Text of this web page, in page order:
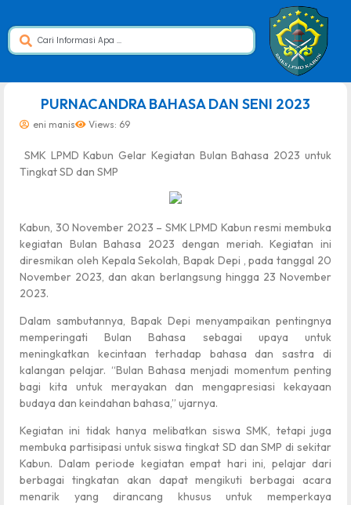
PURNACANDRA BAHASA DAN SENI 2023
eni manis Views: 69
SMK LPMD Kabun Gelar Kegiatan Bulan Bahasa 2023 untuk
Tingkat SD dan SMP
Kabun, 30 November 2023 – SMK LPMD Kabun resmi membuka
kegiatan Bulan Bahasa 2023 dengan meriah. Kegiatan ini
diresmikan oleh Kepala Sekolah, Bapak Depi , pada tanggal 20
November 2023, dan akan berlangsung hingga 23 November
2023.
Dalam sambutannya, Bapak Depi menyampaikan pentingnya
memperingati Bulan Bahasa sebagai upaya untuk
meningkatkan kecintaan terhadap bahasa dan sastra di
kalangan pelajar. “Bulan Bahasa menjadi momentum penting
bagi kita untuk merayakan dan mengapresiasi kekayaan
budaya dan keindahan bahasa,” ujarnya.
Kegiatan ini tidak hanya melibatkan siswa SMK, tetapi juga
membuka partisipasi untuk siswa tingkat SD dan SMP di sekitar
Kabun. Dalam periode kegiatan empat hari ini, pelajar dari
berbagai tingkatan akan dapat mengikuti berbagai acara
menarik yang dirancang khusus untuk memperkaya